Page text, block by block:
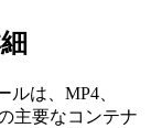
は、MP4、
主要なコンテナ